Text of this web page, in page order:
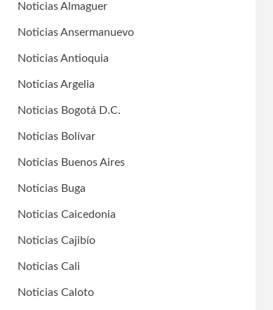
Noticias Almaguer
Noticias Ansermanuevo
Noticias Antioquia
Noticias Argelia
Noticias Bogotá D.C.
Noticias Bolívar
Noticias Buenos Aires
Noticias Buga
Noticias Caicedonia
Noticias Cajibío
Noticias Cali
Noticias Caloto